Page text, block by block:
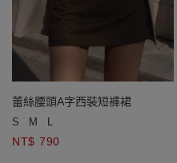
蕾絲腰頭A字西裝短褲裙
S M L
NT$ 790